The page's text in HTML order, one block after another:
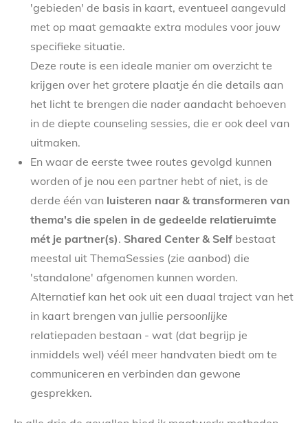
'gebieden' de basis in kaart, eventueel aangevuld
met op maat gemaakte extra modules voor jouw
specifieke situatie.
Deze route is een ideale manier om overzicht te
krijgen over het grotere plaatje én die details aan
het licht te brengen die nader aandacht behoeven
in de diepte counseling sessies, die er ook deel van
uitmaken.
En waar de eerste twee routes gevolgd kunnen
worden of je nou een partner hebt of niet, is de
derde één van luisteren naar & transformeren van
thema's die spelen in de gedeelde relatieruimte
mét je partner(s). Shared Center & Self bestaat
meestal uit ThemaSessies (zie aanbod) die
'standalone' afgenomen kunnen worden.
Alternatief kan het ook uit een duaal traject van het
in kaart brengen van jullie persoonlijke
relatiepaden bestaan - wat (dat begrijp je
inmiddels wel) véél meer handvaten biedt om te
communiceren en verbinden dan gewone
gesprekken.